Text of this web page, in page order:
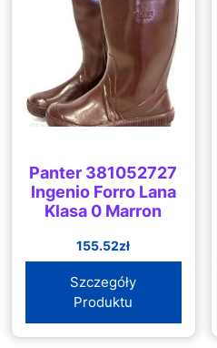
Panter 381052727
Ingenio Forro Lana
Klasa 0 Marron
155.52zł
Szczegóły
Produktu